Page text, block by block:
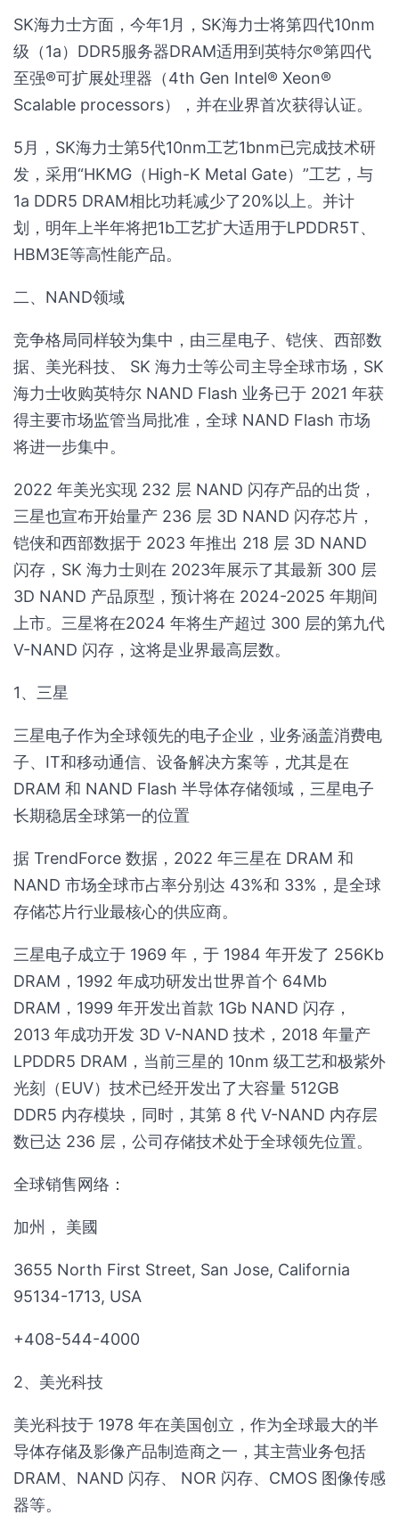
SK海力士方面，今年1月，SK海力士将第四代10nm
级（1a）DDR5服务器DRAM适用到英特尔®第四代
至强®可扩展处理器（4th Gen Intel® Xeon®
Scalable processors），并在业界首次获得认证。
5月，SK海力士第5代10nm工艺1bnm已完成技术研
发，采用“HKMG（High-K Metal Gate）”工艺，与
1a DDR5 DRAM相比功耗减少了20%以上。并计
划，明年上半年将把1b工艺扩大适用于LPDDR5T、
HBM3E等高性能产品。
二、NAND领域
竞争格局同样较为集中，由三星电子、铠侠、西部数
据、美光科技、 SK 海力士等公司主导全球市场，SK
海力士收购英特尔 NAND Flash 业务已于 2021 年获
得主要市场监管当局批准，全球 NAND Flash 市场
将进一步集中。
2022 年美光实现 232 层 NAND 闪存产品的出货，
三星也宣布开始量产 236 层 3D NAND 闪存芯片，
铠侠和西部数据于 2023 年推出 218 层 3D NAND
闪存，SK 海力士则在 2023年展示了其最新 300 层
3D NAND 产品原型，预计将在 2024-2025 年期间
上市。三星将在2024 年将生产超过 300 层的第九代
V-NAND 闪存，这将是业界最高层数。
1、三星
三星电子作为全球领先的电子企业，业务涵盖消费电
子、IT和移动通信、设备解决方案等，尤其是在
DRAM 和 NAND Flash 半导体存储领域，三星电子
长期稳居全球第一的位置
据 TrendForce 数据，2022 年三星在 DRAM 和
NAND 市场全球市占率分别达 43%和 33%，是全球
存储芯片行业最核心的供应商。
三星电子成立于 1969 年，于 1984 年开发了 256Kb
DRAM，1992 年成功研发出世界首个 64Mb
DRAM，1999 年开发出首款 1Gb NAND 闪存，
2013 年成功开发 3D V-NAND 技术，2018 年量产
LPDDR5 DRAM，当前三星的 10nm 级工艺和极紫外
光刻（EUV）技术已经开发出了大容量 512GB
DDR5 内存模块，同时，其第 8 代 V-NAND 内存层
数已达 236 层，公司存储技术处于全球领先位置。
全球销售网络：
加州， 美國
3655 North First Street, San Jose, California
95134-1713, USA
+408-544-4000
2、美光科技
美光科技于 1978 年在美国创立，作为全球最大的半
导体存储及影像产品制造商之一，其主营业务包括
DRAM、NAND 闪存、 NOR 闪存、CMOS 图像传感
器等。